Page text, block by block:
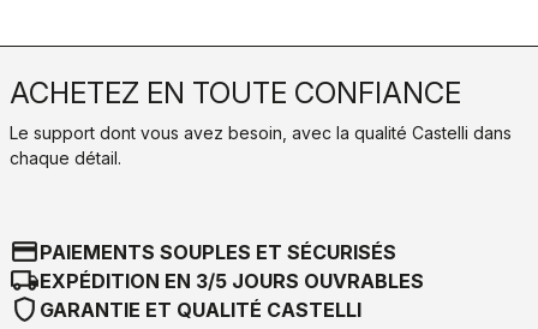
ACHETEZ EN TOUTE CONFIANCE
Le support dont vous avez besoin, avec la qualité Castelli dans
chaque détail.
credit_cardPAIEMENTS SOUPLES ET SÉCURISÉS
local_shippingEXPÉDITION EN 3/5 JOURS OUVRABLES
shield GARANTIE ET QUALITÉ CASTELLI